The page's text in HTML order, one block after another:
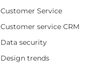
Customer Service
Customer service CRM
Data security
Design trends